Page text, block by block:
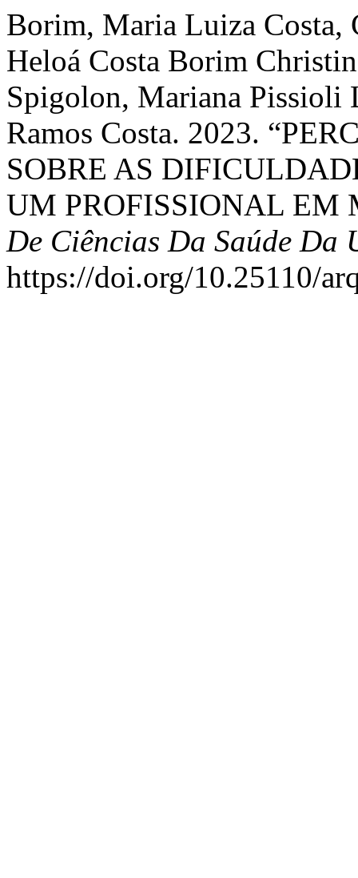
Borim, Maria Luiza Costa,
Heloá Costa Borim
Spigolon, Mariana Pissioli
Ramos Costa. 2023.
SOBRE AS
UM PROFISSIONAL EM
De Ciências Da Saúde Da
https://doi.org/10.25110/